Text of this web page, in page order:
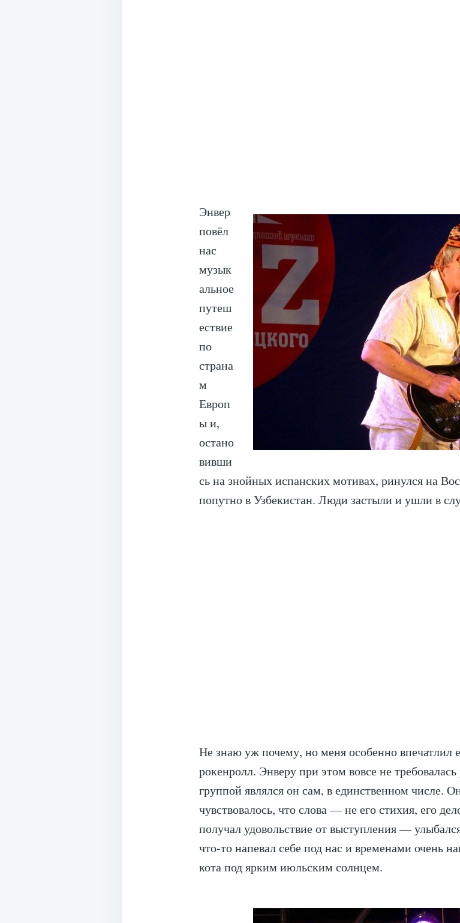
Энвер
повёл
нас
музык
альное
путеш
ествие
по
страна
м
Европ
ы и,
остано
вивши
сь на знойных испанских мотивах, ринулся на
попутно в Узбекистан. Люди застыли и ушли в
Не знаю уж почему, но меня особенно впечатлил
рокенролл. Энверу при этом вовсе не
группой являлся он сам, в единственном числе.
чувствовалось, что слова — не его стихия, его
получал удовольствие от выступления —
что-то напевал себе под нас и временами очень
кота под ярким июльским солнцем.